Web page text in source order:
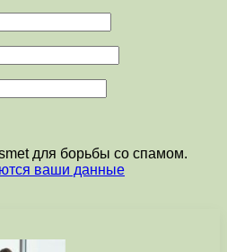
для борьбы со спамом.
ваши данные